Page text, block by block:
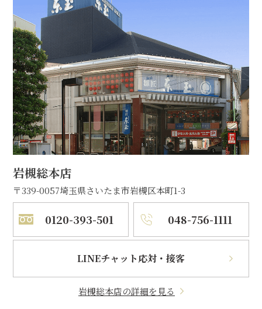
岩槻総本店
〒339-0057埼玉県さいたま市岩槻区本町1-3
0120-393-501 048-756-1111
LINEチャット応対・接客
岩槻総本店の詳細を見る